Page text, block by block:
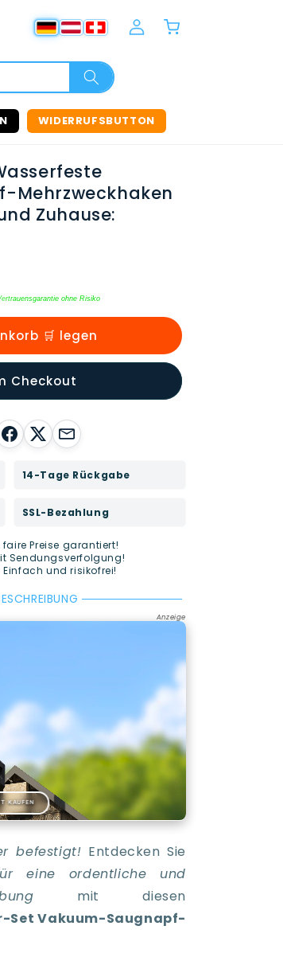
WIDERRUFSBUTTON
EinloggenWarenkorb
Mehrzweckhaken
Zuhause:
ohne Risiko
🛒 legen
Checkout
Facebook
X E-Mail
14-Tage Rückgabe
SSL-Bezahlung
Preise garantiert!
Sendungsverfolgung!
und risikofrei!
Anzeige
KAUFEN
befestigt! Entdecken Sie
eine ordentliche und
mit diesen
Set Vakuum-Saugnapf-